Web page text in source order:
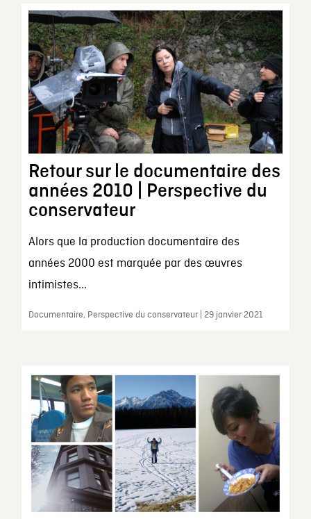
Retour sur le documentaire des
années 2010 | Perspective du
conservateur
Alors que la production documentaire des
années 2000 est marquée par des œuvres
intimistes...
Documentaire, Perspective du conservateur | 29 janvier 2021